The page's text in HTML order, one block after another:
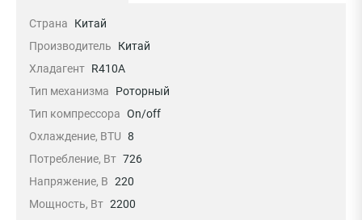
Страна
Китай
Производитель
Китай
Хладагент R410A
Тип механизма
Роторный
Тип компрессора On/off
Охлаждение, BTU 8
Потребление, Вт 726
Напряжение, В 220
Мощность, Вт 2200